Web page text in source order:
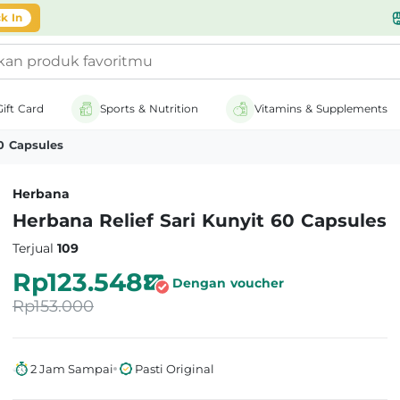
In
Card Sports & Nutrition Vitamins & Supplements
Capsules
Herbana
Herbana Relief Sari Kunyit 60 Capsules
Terjual 109
Rp123.548 Dengan voucher
Rp153.000
2 Jam Sampai Pasti Original